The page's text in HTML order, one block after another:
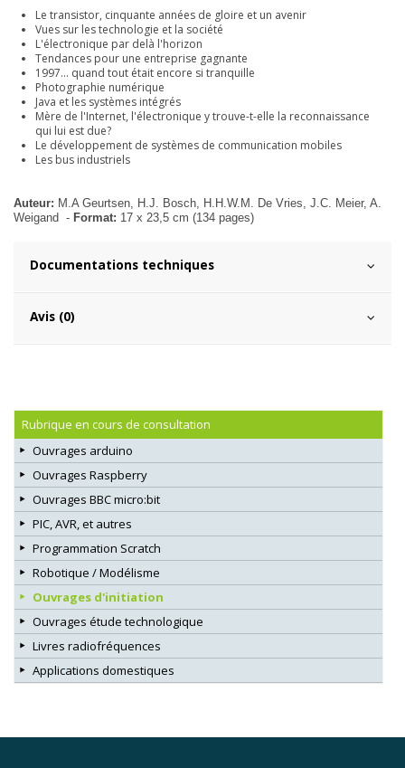
Le transistor, cinquante années de gloire et un avenir
Vues sur les technologie et la société
L'électronique par delà l'horizon
Tendances pour une entreprise gagnante
1997... quand tout était encore si tranquille
Photographie numérique
Java et les systèmes intégrés
Mère de l'Internet, l'électronique y trouve-t-elle la reconnaissance
qui lui est due?
Le développement de systèmes de communication mobiles
Les bus industriels
Auteur: M.A Geurtsen, H.J. Bosch, H.H.W.M. De Vries, J.C. Meier, A.
Weigand - Format: 17 x 23,5 cm (134 pages)
Documentations techniques
Avis (0)
Rubrique en cours de consultation
Ouvrages arduino
Ouvrages Raspberry
Ouvrages BBC micro:bit
PIC, AVR, et autres
Programmation Scratch
Robotique / Modélisme
Ouvrages d'initiation
Ouvrages étude technologique
Livres radiofréquences
Applications domestiques